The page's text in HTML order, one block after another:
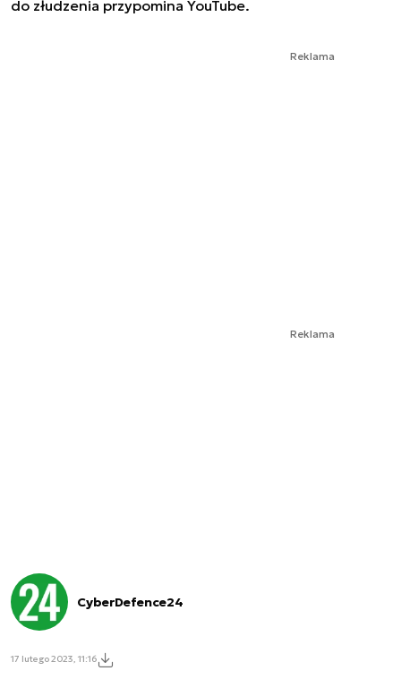
do złudzenia przypomina YouTube.
Reklama
Reklama
CyberDefence24
17 lutego 2023, 11:16